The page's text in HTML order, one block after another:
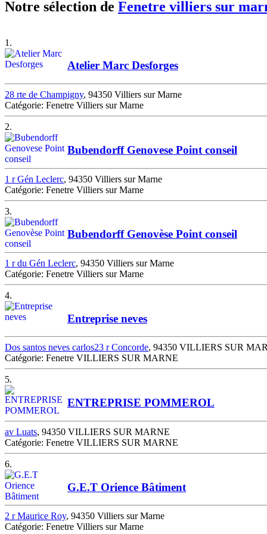
Notre sélection de Fenetre villiers sur
1.
Atelier Marc Desforges
28 rte de Champigny, 94350 Villiers sur Marne
Catégorie: Fenetre Villiers sur Marne
2.
Bubendorff Genovese Point conseil
1 r Gén Leclerc, 94350 Villiers sur Marne
Catégorie: Fenetre Villiers sur Marne
3.
Bubendorff Genovèse Point conseil
1 r du Gén Leclerc, 94350 Villiers sur Marne
Catégorie: Fenetre Villiers sur Marne
4.
Entreprise neves
Dos santos neves carlos23 r Concorde, 94350 VILLIERS SUR
Catégorie: Fenetre VILLIERS SUR MARNE
5.
ENTREPRISE POMMEROL
av Luats, 94350 VILLIERS SUR MARNE
Catégorie: Fenetre VILLIERS SUR MARNE
6.
G.E.T Orience Bâtiment
2 r Maurice Roy, 94350 Villiers sur Marne
Catégorie: Fenetre Villiers sur Marne